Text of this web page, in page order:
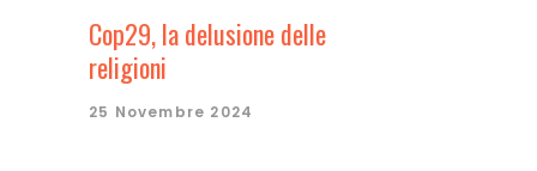
Cop29, la delusione delle
religioni
25 Novembre 2024